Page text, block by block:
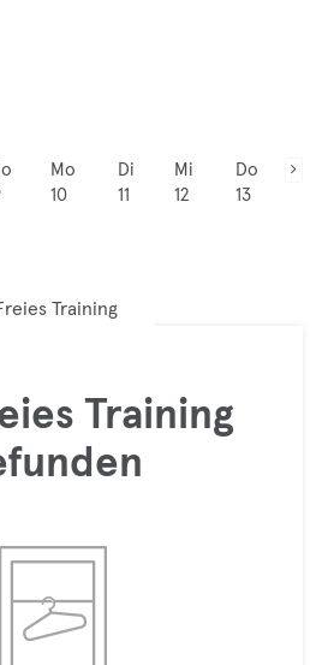
Mo
10
Di
11
Mi
12
Do
13
Training
Training